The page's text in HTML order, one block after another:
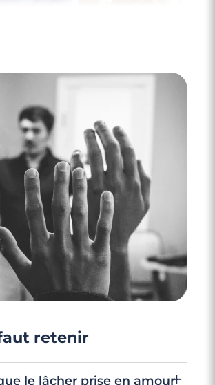
des relations à distance
retenir
le lâcher prise en amour